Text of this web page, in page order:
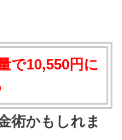
で10,550円に
術かもしれま